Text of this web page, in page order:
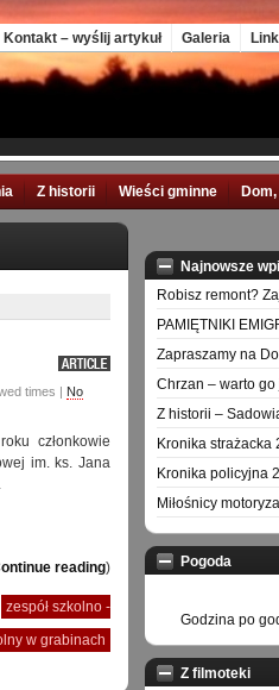
Kontakt – wyślij artykuł Galeria
Z historii Wieści gminne
times | No
członkowie
im. ks. Jana
reading)
zespół szkolno -
w grabinach
Najnowsze
Robisz remont?
PAMIĘTNIKI
Zapraszamy na
Chrzan – warto
Z historii –
Kronika strażacka
Kronika policyjna
Miłośnicy
Pogoda
Godzina po
Z filmoteki